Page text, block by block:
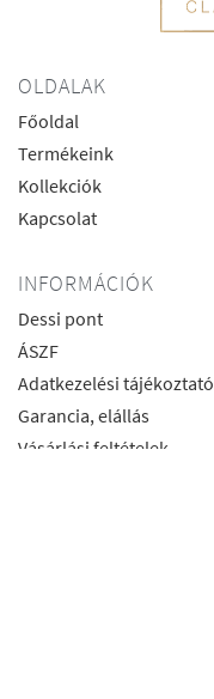
OLDALAK
Főoldal
Termékeink
Kollekciók
Kapcsolat
INFORMÁCIÓK
Dessi pont
ÁSZF
Adatkezelési tájékoztató
Garancia, elállás
Vásárlási feltételek